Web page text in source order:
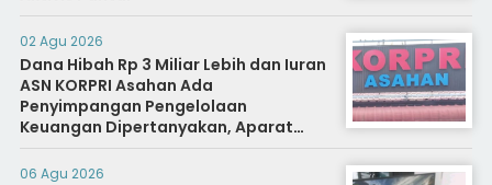
02 Agu 2026
Dana Hibah Rp 3 Miliar Lebih dan Iuran
ASN KORPRI Asahan Ada
Penyimpangan Pengelolaan
Keuangan Dipertanyakan, Aparat
Diminta Segera Usut
06 Agu 2026